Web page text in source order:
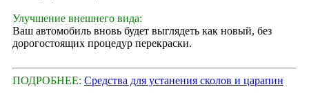
Улучшение внешнего вида:
Ваш автомобиль вновь будет выглядеть как новый, без
дорогостоящих процедур перекраски.
ПОДРОБНЕЕ: Средства для устанения сколов и царапин